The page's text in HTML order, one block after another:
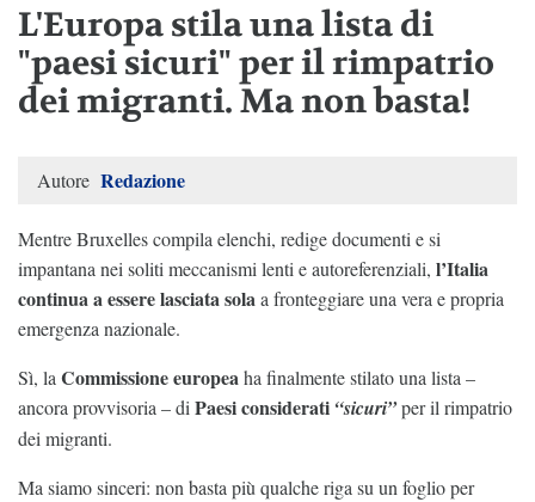
L'Europa stila una lista di
"paesi sicuri" per il rimpatrio
dei migranti. Ma non basta!
Autore Redazione
Mentre Bruxelles compila elenchi, redige documenti e si
impantana nei soliti meccanismi lenti e autoreferenziali, l’Italia
continua a essere lasciata solaa fronteggiare una vera e propria
emergenza nazionale.
Sì, la Commissione europeaha finalmente stilato una lista –
ancora provvisoria – di Paesi considerati “sicuri”per il rimpatrio
dei migranti.
Ma siamo sinceri: non basta più qualche riga su un foglio per